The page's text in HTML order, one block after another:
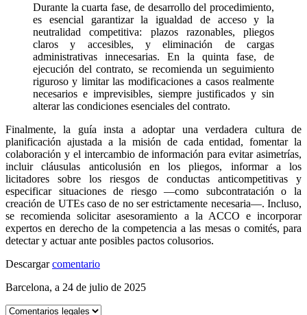
Durante la cuarta fase, de desarrollo del procedimiento,
es esencial garantizar la igualdad de acceso y la
neutralidad competitiva: plazos razonables, pliegos
claros y accesibles, y eliminación de cargas
administrativas innecesarias. En la quinta fase, de
ejecución del contrato, se recomienda un seguimiento
riguroso y limitar las modificaciones a casos realmente
necesarios e imprevisibles, siempre justificados y sin
alterar las condiciones esenciales del contrato.
Finalmente, la guía insta a adoptar una verdadera cultura de
planificación ajustada a la misión de cada entidad, fomentar la
colaboración y el intercambio de información para evitar asimetrías,
incluir cláusulas anticolusión en los pliegos, informar a los
licitadores sobre los riesgos de conductas anticompetitivas y
especificar situaciones de riesgo —como subcontratación o la
creación de UTEs caso de no ser estrictamente necesaria—. Incluso,
se recomienda solicitar asesoramiento a la ACCO e incorporar
expertos en derecho de la competencia a las mesas o comités, para
detectar y actuar ante posibles pactos colusorios.
Descargarcomentario
Barcelona, a 24 de julio de 2025